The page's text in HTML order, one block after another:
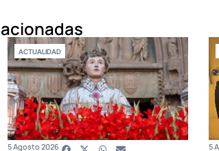
ACTUALIDAD
5 Agosto 2026 5